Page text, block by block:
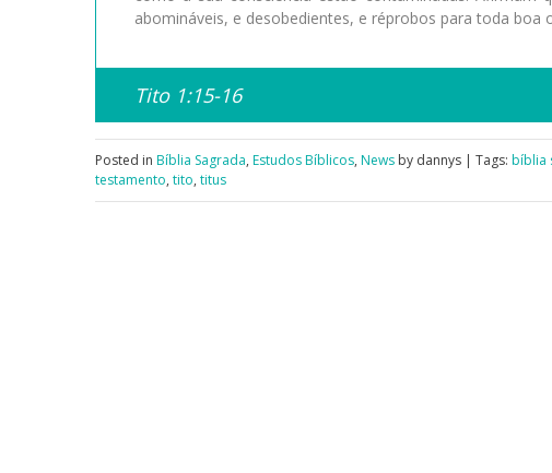
abomináveis, e desobedientes, e réprobos para toda boa
Tito 1:15-16
Posted in Bíblia Sagrada, Estudos Bíblicos, News by dannys | Tags: bíblia
testamento, tito, titus